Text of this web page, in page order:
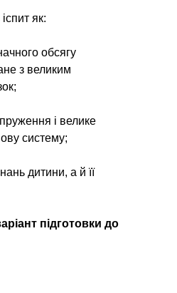
як:
обсягу
з великим
і велике
систему;
дитини, а й її
підготовки до